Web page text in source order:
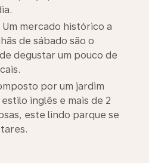
Um mercado histórico a
de sábado são o
degustar um pouco de
por um jardim
inglês e mais de 2
este lindo parque se